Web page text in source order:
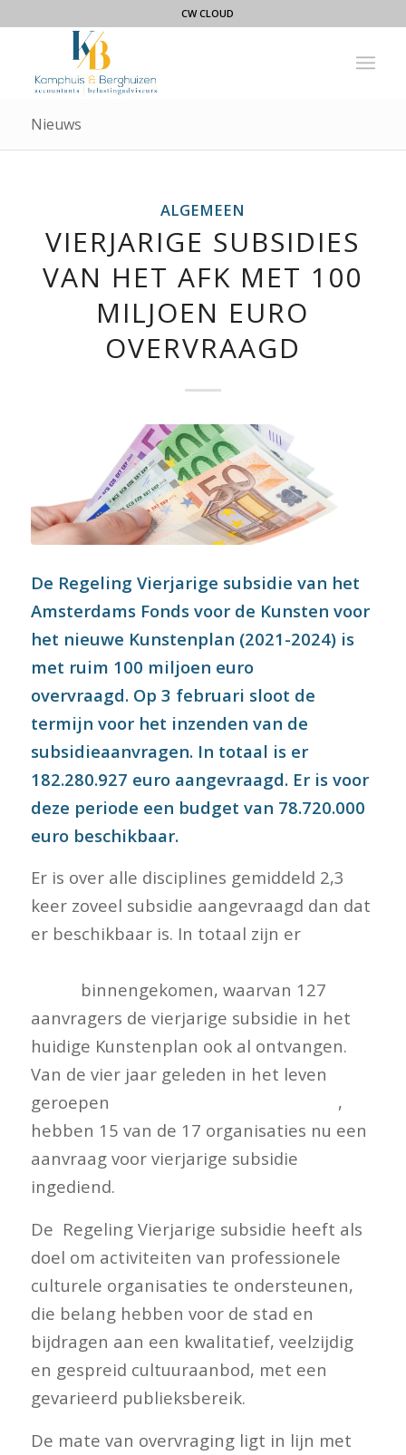
CW CLOUD
Nieuws
ALGEMEEN
VIERJARIGE SUBSIDIES
VAN HET AFK MET 100
MILJOEN EURO
OVERVRAAGD
De Regeling Vierjarige subsidie van het
Amsterdams Fonds voor de Kunsten voor
het nieuwe Kunstenplan (2021-2024) is
met ruim 100 miljoen euro
overvraagd. Op 3 februari sloot de
termijn voor het inzenden van de
subsidieaanvragen. In totaal is er
182.280.927 euro aangevraagd. Er is voor
deze periode een budget van 78.720.000
euro beschikbaar.
Er is over alle disciplines gemiddeld 2,3
keer zoveel subsidie aangevraagd dan dat
er beschikbaar is. In totaal zijn er
binnengekomen, waarvan 127
aanvragers de vierjarige subsidie in het
huidige Kunstenplan ook al ontvangen.
Van de vier jaar geleden in het leven
geroepen
,
hebben 15 van de 17 organisaties nu een
aanvraag voor vierjarige subsidie
ingediend.
De Regeling Vierjarige subsidie heeft als
doel om activiteiten van professionele
culturele organisaties te ondersteunen,
die belang hebben voor de stad en
bijdragen aan een kwalitatief, veelzijdig
en gespreid cultuuraanbod, met een
gevarieerd publieksbereik.
De mate van overvraging ligt in lijn met